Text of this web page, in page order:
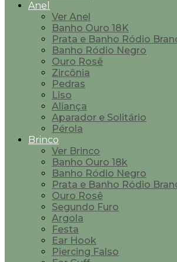
Anel
Ver Anel
Banho Ouro 18K
Prata e Banho Ródio
Banho Ródio Negro
Ouro Rosê
Zircônia
Pedras
Liso
Aliança
Aparador e Solitário
Pérola
Brinco
Ver Brinco
Banho Ouro 18k
Banho Ródio Negro
Prata e Banho Ródio
Ouro Rosê
Segundo Furo
Argola
Festa
Ear Hook
Piercing Falso